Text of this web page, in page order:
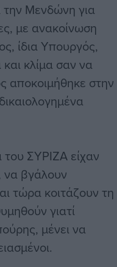
την Μενδώνη για
με ανακοίνωση
ίδια Υπουργός,
κλίμα σαν να
αποκοιμήθηκε στην
ΣΥΡΙΖΑ είχαν
να βγάλουν
τώρα κοιτάζουν τη
γιατί
μένει να